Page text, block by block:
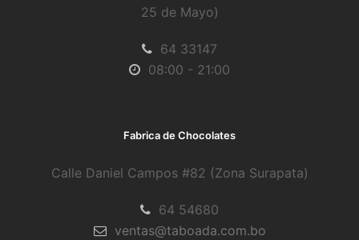
25 de Mayo)
64 33147
08:00 - 21:00
Fabrica de Chocolates
Calle Daniel Campos #82 (Zona Surapata)
64 54680
ventas@taboada.com.bo